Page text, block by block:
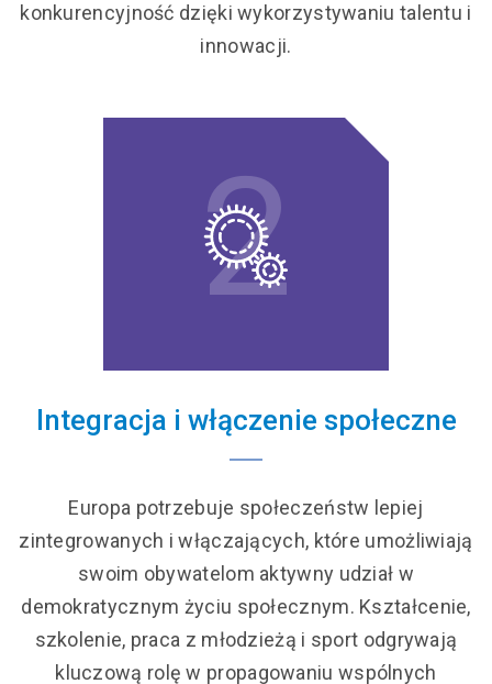
konkurencyjność dzięki wykorzystywaniu talentu i
innowacji.
Integracja i włączenie społeczne
Europa potrzebuje społeczeństw lepiej
zintegrowanych i włączających, które umożliwiają
swoim obywatelom aktywny udział w
demokratycznym życiu społecznym. Kształcenie,
szkolenie, praca z młodzieżą i sport odgrywają
kluczową rolę w propagowaniu wspólnych
2